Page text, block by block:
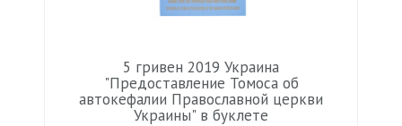
5 гривен 2019 Украина
"Предоставление Томоса об
автокефалии Православной церкви
Украины" в буклете